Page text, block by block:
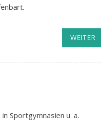
WEITER
Sportgymnasien u. a.